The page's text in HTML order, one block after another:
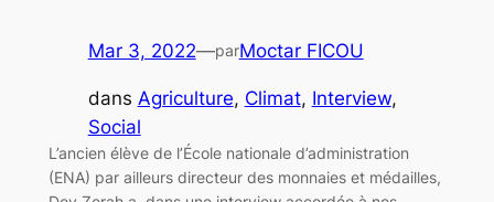
Mar 3, 2022—parMoctar FICOU
dans Agriculture, Climat, Interview
Social
L’ancien élève de l’École nationale d’administration
(ENA) par ailleurs directeur des monnaies et médailles,